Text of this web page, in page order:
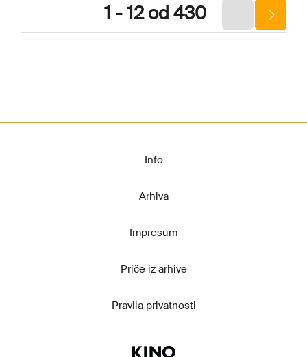
1 - 12 od 430
Info
Arhiva
Impresum
Priče iz arhive
Pravila privatnosti